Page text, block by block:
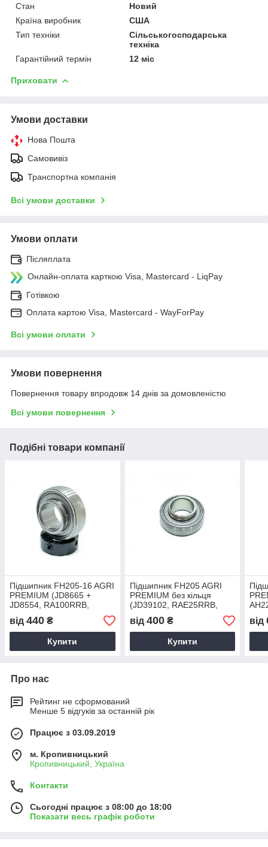
Стан
Новий
Країна виробник
США
Тип техніки
Сільськогосподарська
техніка
Гарантійний термін
12 міс
Приховати
Умови доставки
Нова Пошта
Самовивіз
Транспортна компанія
Всі умови доставки
Умови оплати
Післяплата
Онлайн-оплата карткою Visa, Mastercard - LiqPay
Готівкою
Оплата картою Visa, Mastercard - WayForPay
Всі умови оплати
Умови повернення
Повернення товару впродовж 14 днів за домовленістю
Всі умови повернення
Подібні товари компанії
Підшипник FH205-16 AGRI
PREMIUM (JD8665 +
JD8554, RA100RRB,
204807C91, 1021943,
84330070, 214366C91,
482303R92) (PEER, США)
від 440 ₴
Купити
Підшипник FH205 AGRI
PREMIUM без кільця
(JD39102, RAE25RRB,
JL205C3, 325103,
80325103, 84434989,
636341.0) (PEER, США)
від 400₴
Купити
від
Про нас
Рейтинг не сформований
Менше 5 відгуків за останній рік
Працює з 03.09.2019
м. Кропивницький
Кропивницький, Україна
Контакти
Сьогодні працює з 08:00 до 18:00
Показати весь графік роботи